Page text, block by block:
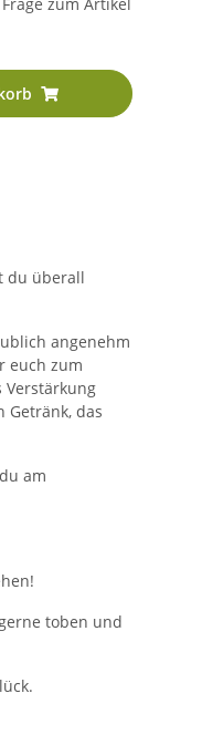
du überall
angenehm
euch zum
Getränk, das
am
toben und